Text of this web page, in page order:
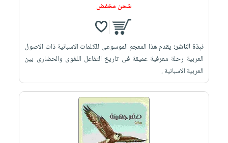
شحن مخفض
نبذة الناشر: يقدم هذا المعجم الموسوعى للكلمات الاسبانية ذات الاصول
العربية رحلة معرفية عميقة فى تاريخ التفاعل اللغوى والحضارى بين
العربية الاسبانية .